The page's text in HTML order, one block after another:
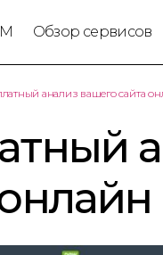
Обзор сервисов
анализ вашего сайта